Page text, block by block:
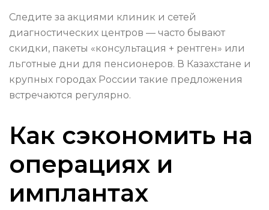
Следите за акциями клиник и сетей
диагностических центров — часто бывают
скидки, пакеты «консультация + рентген» или
льготные дни для пенсионеров. В Казахстане и
крупных городах России такие предложения
встречаются регулярно.
Как сэкономить на
операциях и
имплантах